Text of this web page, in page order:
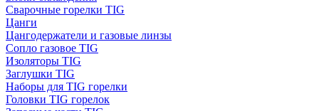
Сварочные горелки TIG
Цанги
Цангодержатели и газовые линзы
Сопло газовое TIG
Изоляторы TIG
Заглушки TIG
Наборы для TIG горелки
Головки TIG горелок